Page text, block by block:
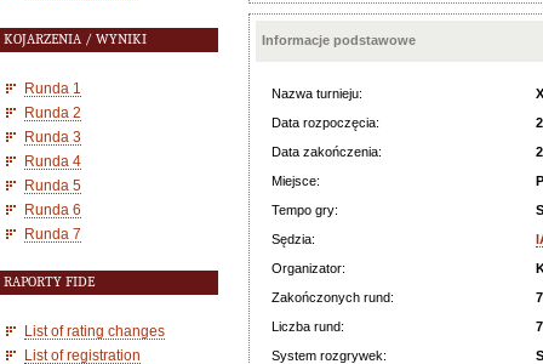
KOJARZENIA / WYNIKI
Runda 1
Runda 2
Runda 3
Runda 4
Runda 5
Runda 6
Runda 7
RAPORTY FIDE
List of rating changes
List of registration
Informacje podstawowe
Nazwa turnieju:
Data rozpoczęcia:
Data zakończenia:
Miejsce:
Tempo gry:
Sędzia:
Organizator:
Zakończonych rund:
7
Liczba rund:
7
System rozgrywek: